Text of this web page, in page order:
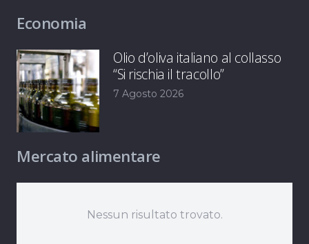
Economia
Olio d’oliva italiano al collasso
“Si rischia il tracollo”
7 Agosto 2026
Mercato alimentare
Nessun risultato trovato.